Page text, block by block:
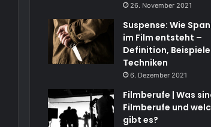
26. November 2021
Suspense: Wie
im Film entsteht –
Definition,
Techniken
6. Dezember 2021
Filmberufe | Was
Filmberufe und
gibt es?